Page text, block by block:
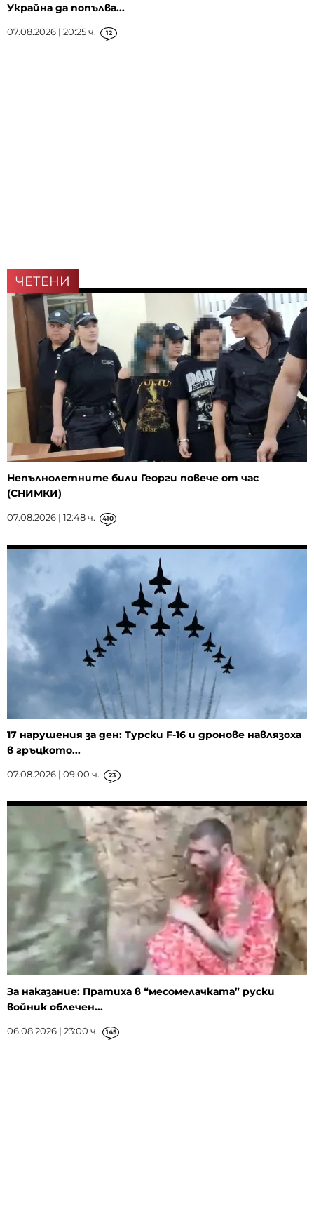
Украйна да попълва...
07.08.2026 | 20:25 ч. 12
ЧЕТЕНИ
Непълнолетните били Георги повече от час
(СНИМКИ)
07.08.2026 | 12:48 ч. 410
17 нарушения за ден: Турски F-16 и дронове навлязоха
в гръцкото...
07.08.2026 | 09:00 ч. 23
За наказание: Пратиха в “месомелачката” руски
войник облечен...
06.08.2026 | 23:00 ч. 145